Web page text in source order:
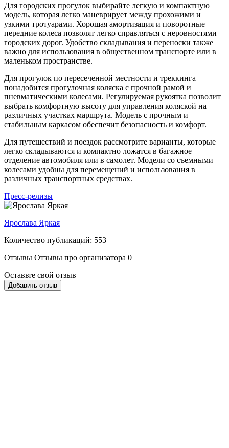
Для городских прогулок выбирайте легкую и компактную
модель, которая легко маневрирует между прохожими и
узкими тротуарами. Хорошая амортизация и поворотные
передние колеса позволят легко справляться с неровностями
городских дорог. Удобство складывания и переноски также
важно для использования в общественном транспорте или в
маленьком пространстве.
Для прогулок по пересеченной местности и треккинга
понадобится прогулочная коляска с прочной рамой и
пневматическими колесами. Регулируемая рукоятка позволит
выбрать комфортную высоту для управления коляской на
различных участках маршрута. Модель с прочным и
стабильным каркасом обеспечит безопасность и комфорт.
Для путешествий и поездок рассмотрите варианты, которые
легко складываются и компактно ложатся в багажное
отделение автомобиля или в самолет. Модели со съемными
колесами удобны для перемещений и использования в
различных транспортных средствах.
Пресс-релизы
Ярослава Яркая
Количество публикаций: 553
Отзывы Отзывы про организатора 0
Оставьте свой отзыв
Добавить отзыв